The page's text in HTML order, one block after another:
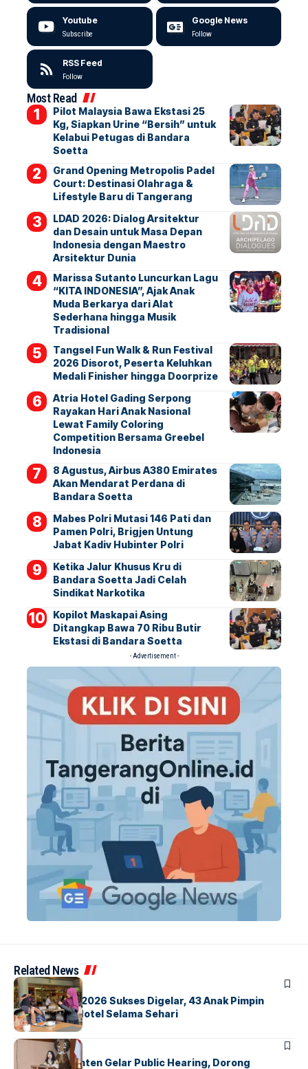
Youtube
Subscribe
Google News
Follow
RSS Feed
Follow
Most Read
Pilot Malaysia Bawa Ekstasi 25
Kg, Siapkan Urine “Bersih” untuk
Kelabui Petugas di Bandara
Soetta
Grand Opening Metropolis Padel
Court: Destinasi Olahraga &
Lifestyle Baru di Tangerang
LDAD 2026: Dialog Arsitektur
dan Desain untuk Masa Depan
Indonesia dengan Maestro
Arsitektur Dunia
Marissa Sutanto Luncurkan Lagu
“KITA INDONESIA”, Ajak Anak
Muda Berkarya dari Alat
Sederhana hingga Musik
Tradisional
Tangsel Fun Walk & Run Festival
2026 Disorot, Peserta Keluhkan
Medali Finisher hingga Doorprize
Atria Hotel Gading Serpong
Rayakan Hari Anak Nasional
Lewat Family Coloring
Competition Bersama Greebel
Indonesia
8 Agustus, Airbus A380 Emirates
Akan Mendarat Perdana di
Bandara Soetta
Mabes Polri Mutasi 146 Pati dan
Pamen Polri, Brigjen Untung
Jabat Kadiv Hubinter Polri
Ketika Jalur Khusus Kru di
Bandara Soetta Jadi Celah
Sindikat Narkotika
Kopilot Maskapai Asing
Ditangkap Bawa 70 Ribu Butir
Ekstasi di Bandara Soetta
- Advertisement -
Related News
BERITAINDEX
GM For A Day 2026 Sukses Digelar, 43 Anak Pimpin
Operasional Hotel Selama Sehari
BANDARA BERITA
Karantina Banten Gelar Public Hearing, Dorong